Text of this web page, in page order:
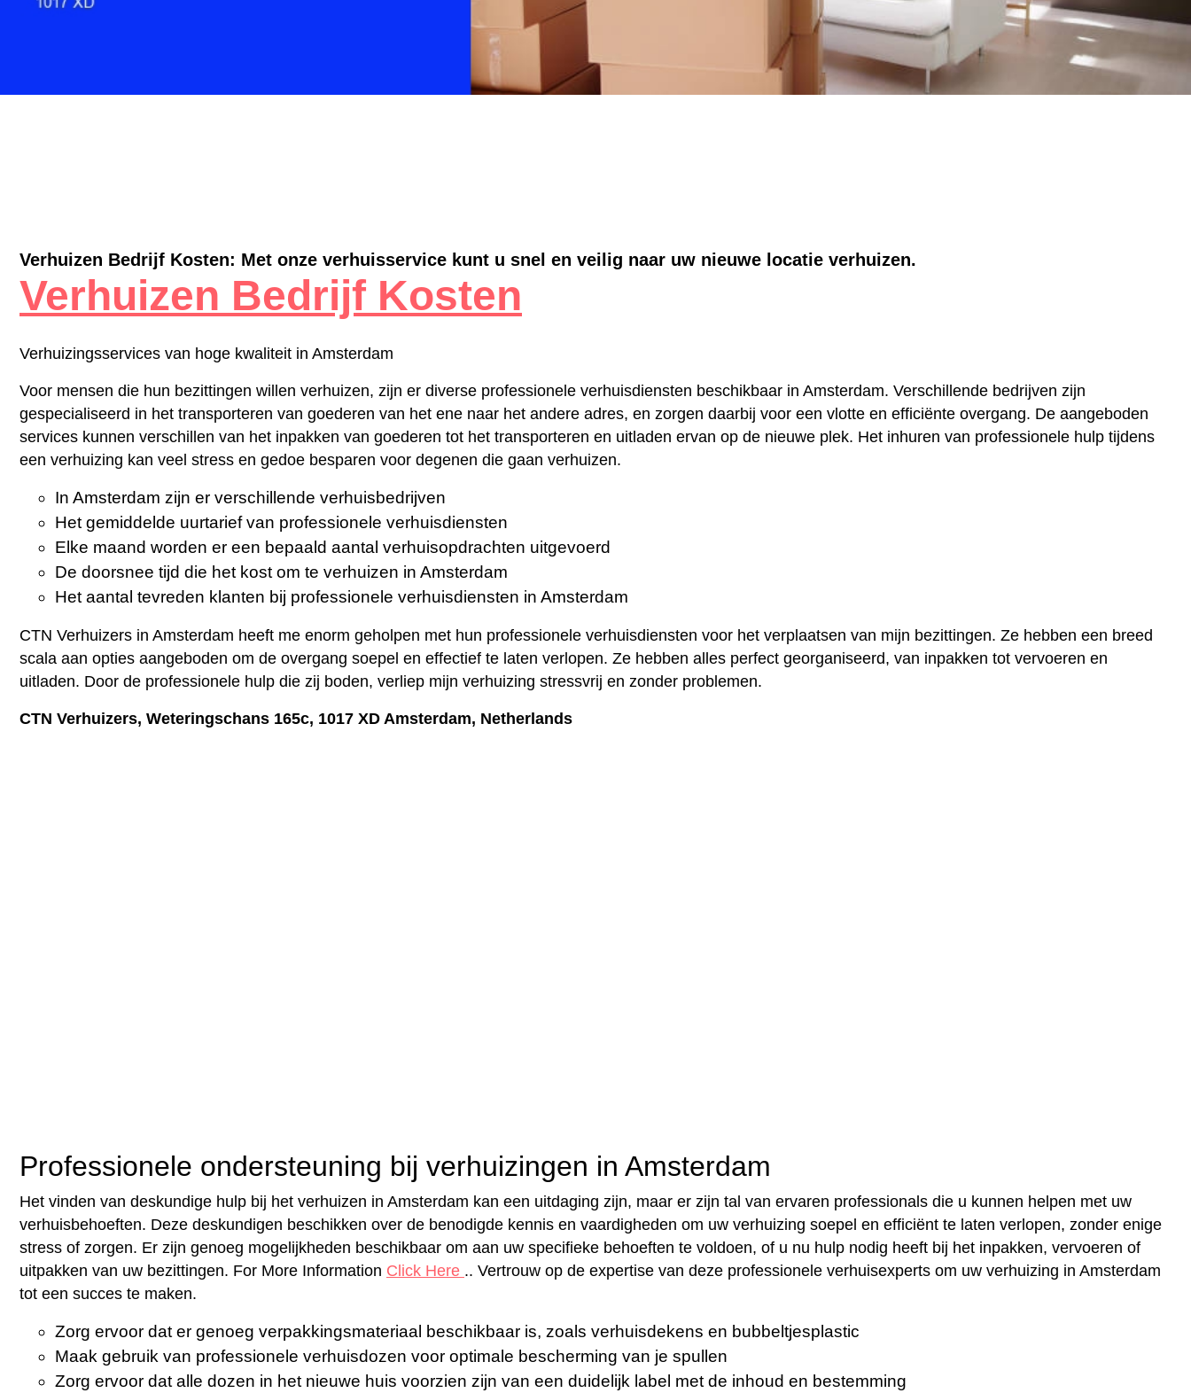
Verhuizen Bedrijf Kosten: Met onze verhuisservice kunt u snel en veilig naar uw nieuwe locatie verhuizen.
Verhuizen Bedrijf Kosten
Verhuizingsservices van hoge kwaliteit in Amsterdam
Voor mensen die hun bezittingen willen verhuizen, zijn er diverse professionele verhuisdiensten beschikbaar in Amsterdam. Verschillende bedrijven zijn
gespecialiseerd in het transporteren van goederen van het ene naar het andere adres, en zorgen daarbij voor een vlotte en efficiënte overgang. De aangeboden
services kunnen verschillen van het inpakken van goederen tot het transporteren en uitladen ervan op de nieuwe plek. Het inhuren van professionele hulp tijdens
een verhuizing kan veel stress en gedoe besparen voor degenen die gaan verhuizen.
In Amsterdam zijn er verschillende verhuisbedrijven
Het gemiddelde uurtarief van professionele verhuisdiensten
Elke maand worden er een bepaald aantal verhuisopdrachten uitgevoerd
De doorsnee tijd die het kost om te verhuizen in Amsterdam
Het aantal tevreden klanten bij professionele verhuisdiensten in Amsterdam
CTN Verhuizers in Amsterdam heeft me enorm geholpen met hun professionele verhuisdiensten voor het verplaatsen van mijn bezittingen. Ze hebben een breed
scala aan opties aangeboden om de overgang soepel en effectief te laten verlopen. Ze hebben alles perfect georganiseerd, van inpakken tot vervoeren en
uitladen. Door de professionele hulp die zij boden, verliep mijn verhuizing stressvrij en zonder problemen.
CTN Verhuizers, Weteringschans 165c, 1017 XD Amsterdam, Netherlands
Professionele ondersteuning bij verhuizingen in Amsterdam
Het vinden van deskundige hulp bij het verhuizen in Amsterdam kan een uitdaging zijn, maar er zijn tal van ervaren professionals die u kunnen helpen met uw
verhuisbehoeften. Deze deskundigen beschikken over de benodigde kennis en vaardigheden om uw verhuizing soepel en efficiënt te laten verlopen, zonder enige
stress of zorgen. Er zijn genoeg mogelijkheden beschikbaar om aan uw specifieke behoeften te voldoen, of u nu hulp nodig heeft bij het inpakken, vervoeren of
uitpakken van uw bezittingen. For More Information Click Here .. Vertrouw op de expertise van deze professionele verhuisexperts om uw verhuizing in Amsterdam
tot een succes te maken.
Zorg ervoor dat er genoeg verpakkingsmateriaal beschikbaar is, zoals verhuisdekens en bubbeltjesplastic
Maak gebruik van professionele verhuisdozen voor optimale bescherming van je spullen
Zorg ervoor dat alle dozen in het nieuwe huis voorzien zijn van een duidelijk label met de inhoud en bestemming